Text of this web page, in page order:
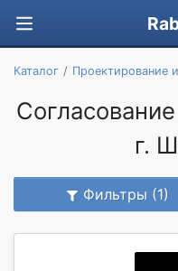
Каталог Проектирование
г.
Фильтры (1)